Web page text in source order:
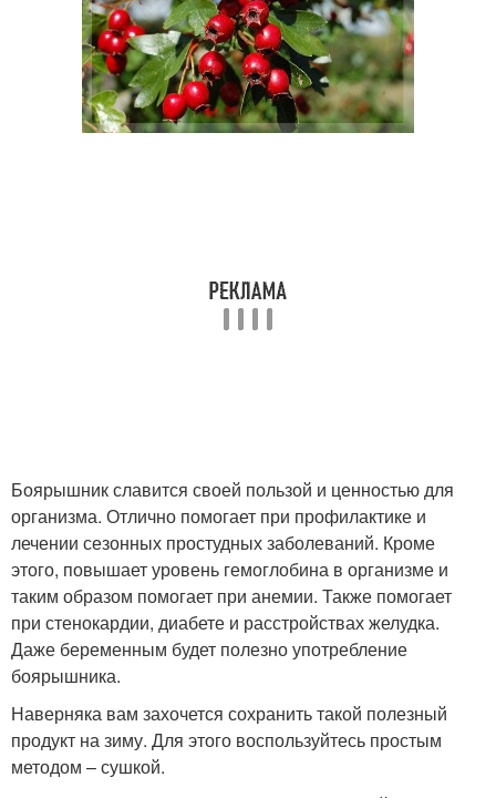
Боярышник славится своей пользой и ценностью для
организма. Отлично помогает при профилактике и
лечении сезонных простудных заболеваний. Кроме
этого, повышает уровень гемоглобина в организме и
таким образом помогает при анемии. Также помогает
при стенокардии, диабете и расстройствах желудка.
Даже беременным будет полезно употребление
боярышника.
Наверняка вам захочется сохранить такой полезный
продукт на зиму. Для этого воспользуйтесь простым
методом – сушкой.